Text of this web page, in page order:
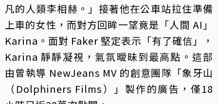
凡的人類李相赫。」接著他在公車站拉住準備
上車的女性，而對方回眸一望竟是「人間 AI」
Karina。面對 Faker 堅定表示「有了確信」，
Karina 靜靜凝視，氣氛曖昧到最高點。這部
由曾執導 NewJeans MV 的創意團隊「象牙山
（Dolphiners Films）」製作的廣告，僅18